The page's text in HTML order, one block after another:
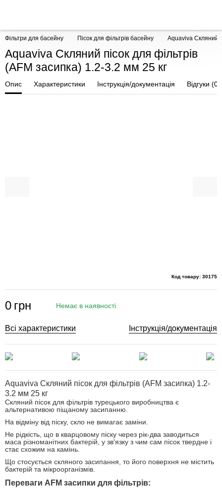
Фільтри для басейну Пісок для фільтрів басейну Aquaviva Скляний
Aquaviva Скляний пісок для фільтрів
(AFM засипка) 1.2-3.2 мм 25 кг
Опис Характеристики Інструкція/документація Відгуки (0)
Код товару: 30175
0 грн Немає в наявності
Всі характеристики Інструкція/документація
Aquaviva Скляний пісок для фільтрів (AFM засипка) 1.2-
3.2 мм 25 кг
Скляний пісок для фільтрів турецького виробництва є
альтернативою піщаному засипанню.
На відміну від піску, скло не вимагає заміни.
Не рідкість, що в кварцовому піску через рік-два заводиться
маса різноманітних бактерій, у зв'язку з чим сам пісок твердне і
стає схожим на камінь.
Що стосується скляного засипання, то його поверхня не містить
бактерій та мікроорганізмів.
Переваги AFM засипки для фільтрів: